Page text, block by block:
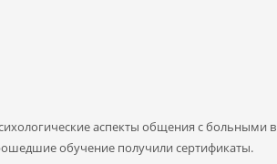
аспекты общения с больными в
обучение получили сертификаты.